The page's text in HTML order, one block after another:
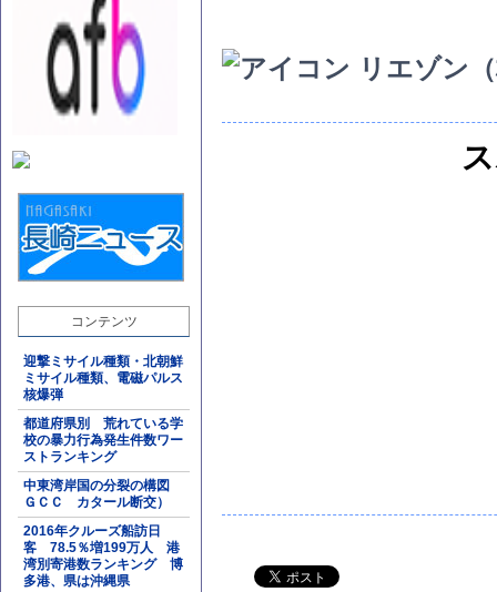
コンテンツ
迎撃ミサイル種類・北朝鮮
ミサイル種類、電磁パルス
核爆弾
都道府県別 荒れている学
校の暴力行為発生件数ワー
ストランキング
中東湾岸国の分裂の構図
ＧＣＣ カタール断交）
2016年クルーズ船訪日
客 78.5％増199万人 港
湾別寄港数ランキング 博
多港、県は沖縄県
リエゾン